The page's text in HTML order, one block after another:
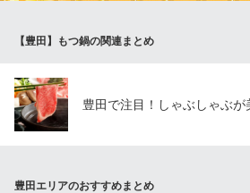
店
愛知環状鉄道線新豊田駅 徒歩4分
愛知県豊田市若宮町8-1-7 St.RITZビル2F
【豊田】もつ鍋の関連まとめ
豊田で注目！しゃぶしゃぶが
豊田エリアのおすすめまとめ